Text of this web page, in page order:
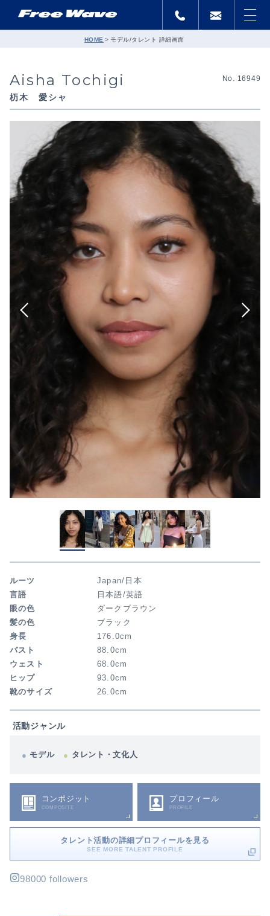
HOME モデル/タレント 詳細画面
Aisha Tochigi
杤木 愛シャ
No. 16949
ルーツ
Japan/日本
言語
日本語/英語
眼の色
ダークブラウン
髪の色
ブラック
身長
176.0cm
バスト
88.0cm
ウェスト
68.0cm
ヒップ
93.0cm
靴のサイズ
26.0cm
活動ジャンル
モデル タレント・文化人
コンポジット
COMPOSITE
プロフィール
PROFILE
タレント活動の詳細プロフィールを見る
SEE MORE TALENT PROFILE
98000 followers